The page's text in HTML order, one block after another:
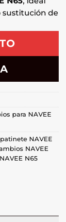
sustitución de
para NAVEE
patinete NAVEE
NAVEE
N65